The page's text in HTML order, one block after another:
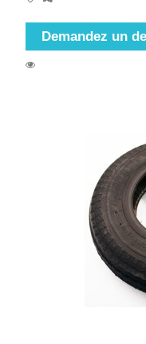
Demandez un